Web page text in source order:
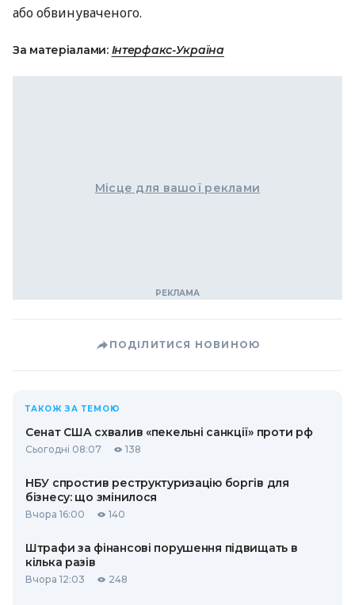
або обвинуваченого.
За матеріалами: Інтерфакс-Україна
Місце для вашої реклами
ПОДІЛИТИСЯ НОВИНОЮ
ТАКОЖ ЗА ТЕМОЮ
Сенат США схвалив «пекельні санкції» проти рф
Сьогодні 08:07 138
НБУ спростив реструктуризацію боргів для
бізнесу: що змінилося
Вчора 16:00 140
Штрафи за фінансові порушення підвищать в
кілька разів
Вчора 12:03 248